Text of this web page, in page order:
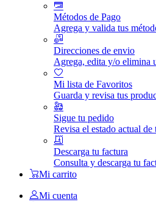
Métodos de Pago
Agrega y valida tus
Direcciones de envio
Agrega, edita y/o elimina
Mi lista de Favoritos
Guarda y revisa tus
Sigue tu pedido
Revisa el estado actual de
Descarga tu factura
Consulta y descarga tu
Mi carrito
Mi cuenta